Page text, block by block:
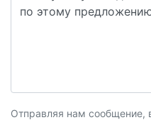
Отправляя нам сообщение,